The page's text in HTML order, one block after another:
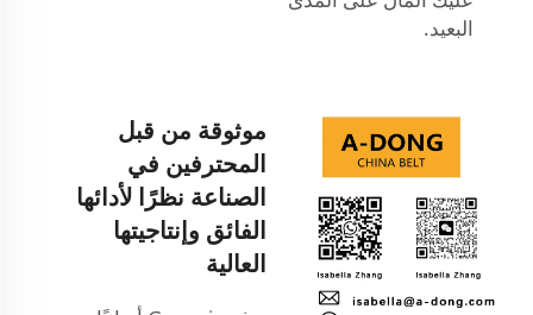
البعيد.
موثوقة من قبل
المحترفين في
الصناعة نظرًا لأدائها
الفائق وإنتاجيتها
العالية